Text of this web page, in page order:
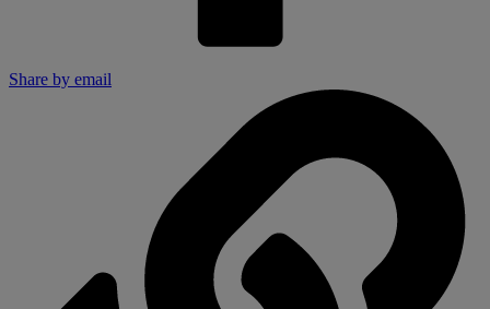
Share by email